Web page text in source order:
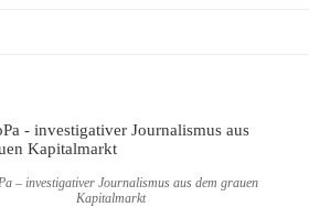
– investigativer Journalismus aus dem grauen
Kapitalmarkt